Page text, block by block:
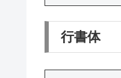
行書体